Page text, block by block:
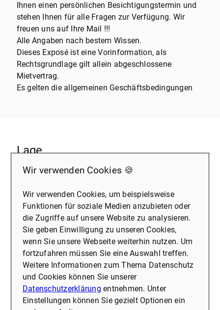
Ihnen einen persönlichen Besichtigungstermin und
stehen Ihnen für alle Fragen zur Verfügung. Wir
freuen uns auf Ihre Mail !!!
Alle Angaben nach bestem Wissen.
Dieses Exposé ist eine Vorinformation, als
Rechtsgrundlage gilt allein abgeschlossene
Mietvertrag.
Es gelten die allgemeinen Geschäftsbedingungen
Lage
lebendigen Stadtteil von Recklinghausen, der durch
zahlreichen Annehmlichkeiten besticht. Die
Umgebung ist geprägt von einer Mischung aus
Wohn- und Geschäftshäusern, die und zugleich
dynamische Atmosphäre schaffen.
In unmittelbarer Nähe finden sich diverse
Einkaufsmöglichkeiten, darunter Supermärkte,
Bäckereien und Fachgeschäfte, die den täglichen
Bedarf bequem abdecken. Für Familien ist die Lage
besonders attraktiv, da mehrere Kindergärten und
Schulen in der Umgebung liegen und leicht zu Fuß
Wir verwenden Cookies 🍪
Wir verwenden Cookies, um beispielsweise
Funktionen für soziale Medien anzubieten oder
die Zugriffe auf unsere Website zu analysieren.
Sie geben Einwilligung zu unseren Cookies,
wenn Sie unsere Webseite weiterhin nutzen. Um
fortzufahren müssen Sie eine Auswahl treffen.
Weitere Informationen zum Thema Datenschutz
und Cookies können Sie unserer
Datenschutzerklärung entnehmen. Unter
Einstellungen können Sie gezielt Optionen ein